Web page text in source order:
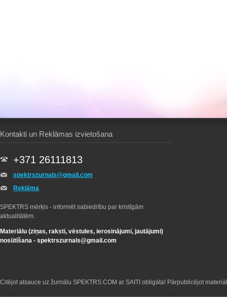
Kontakti un Reklāmas izvietošana
+371 26111813
spektrszurnals@gmail.com
Reklāma
SPEKTRS mērķis - informēt sabiedrību par kristīgām
aktualitātēm.
Materiālu (ziņas, raksti, vēstules, ierosinājumi, jautājumi)
nosūtīšana - spektrszurnals@gmail.com
Citējot atsauce uz žurnālu SPEKTRS.COM ar SAITI obligāta! Pārpublicējot